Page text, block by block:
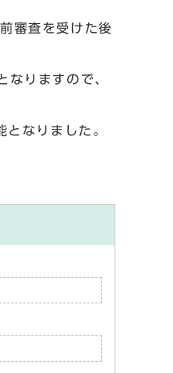
審査を受けた後
りますので、
なりました。